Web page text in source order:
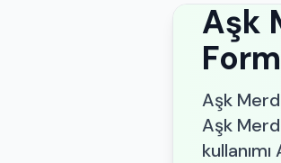
Aşk
Aşk
Aşk